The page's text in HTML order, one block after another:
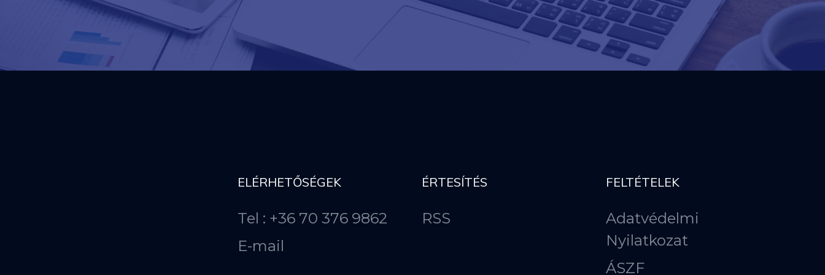
ELÉRHETŐSÉGEK
Tel : +36 70 376 9862
E-mail
ÉRTESÍTÉS
RSS
FELTÉTELEK
Adatvédelmi
Nyilatkozat
ÁSZF